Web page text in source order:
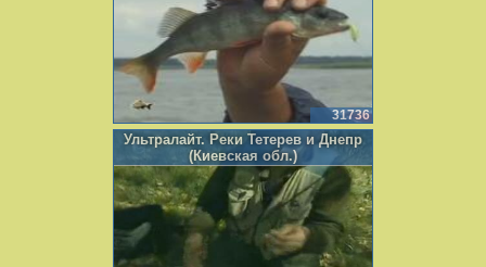
31736
Ультралайт. Реки Тетерев и Днепр
(Киевская обл.)